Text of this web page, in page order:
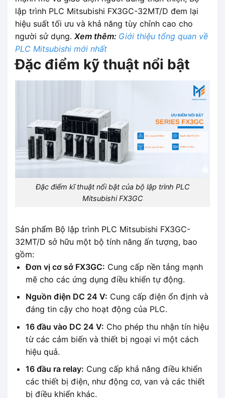
lập trình PLC Mitsubishi FX3GC-32MT/D đem lại
hiệu suất tối ưu và khả năng tùy chỉnh cao cho
người sử dụng. Xem thêm: Giới thiệu tổng quan về
PLC Mitsubishi mới nhất
Đặc điểm kỹ thuật nổi bật
Đặc điểm kĩ thuật nổi bật của bộ lập trình PLC
Mitsubishi FX3GC
Sản phẩm Bộ lập trình PLC Mitsubishi FX3GC-
32MT/D sở hữu một bộ tính năng ấn tượng, bao
gồm:
Đơn vị cơ sở FX3GC: Cung cấp nền tảng mạnh
mẽ cho các ứng dụng điều khiển tự động.
Nguồn điện DC 24 V: Cung cấp điện ổn định và
đáng tin cậy cho hoạt động của PLC.
16 đầu vào DC 24 V: Cho phép thu nhận tín hiệu
từ các cảm biến và thiết bị ngoại vi một cách
hiệu quả.
16 đầu ra relay: Cung cấp khả năng điều khiển
các thiết bị điện, như động cơ, van và các thiết
bị điều khiển khác.